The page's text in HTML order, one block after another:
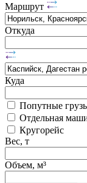
Маршрут
Откуда
Куда
Попутные
Отдельная
Кругорейс
Вес, т
Объем, м³